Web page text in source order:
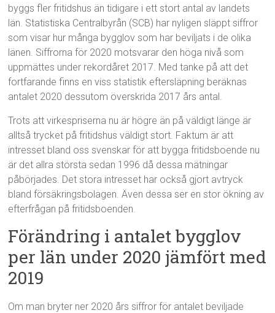
byggs fler fritidshus än tidigare i ett stort antal av landets
län. Statistiska Centralbyrån (SCB) har nyligen släppt siffror
som visar hur många bygglov som har beviljats i de olika
länen. Siffrorna för 2020 motsvarar den höga nivå som
uppmättes under rekordåret 2017. Med tanke på att det
fortfarande finns en viss statistik eftersläpning beräknas
antalet 2020 dessutom överskrida 2017 års antal.
Trots att virkespriserna nu är högre än på väldigt länge är
alltså trycket på fritidshus väldigt stort. Faktum är att
intresset bland oss svenskar för att bygga fritidsboende nu
är det allra största sedan 1996 då dessa mätningar
påbörjades. Det stora intresset har också gjort avtryck
bland försäkringsbolagen. Även dessa ser en stor ökning av
efterfrågan på fritidsboenden.
Förändring i antalet bygglov
per län under 2020 jämfört med
2019
Om man bryter ner 2020 års siffror för antalet beviljade